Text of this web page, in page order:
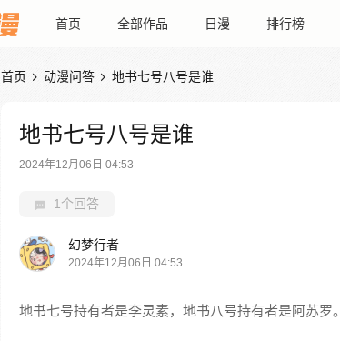
首页 全部作品 日漫 排行榜
首页  动漫问答  地书七号八号是谁
地书七号八号是谁
2024年12月06日 04:53
1个回答
幻梦行者
2024年12月06日 04:53
地书七号持有者是李灵素，地书八号持有者是阿苏罗。